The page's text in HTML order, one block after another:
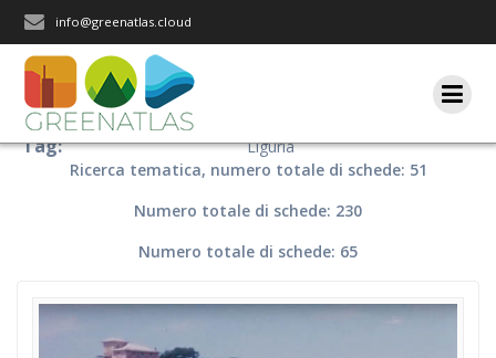
info@greenatlas.cloud
Tag:
Liguria
Ricerca tematica, numero totale di schede: 51
Numero totale di schede: 230
Numero totale di schede: 65